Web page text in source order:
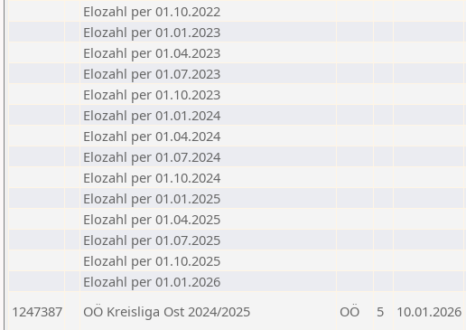
Elozahl per 01.10.2022
Elozahl per 01.01.2023
Elozahl per 01.04.2023
Elozahl per 01.07.2023
Elozahl per 01.10.2023
Elozahl per 01.01.2024
Elozahl per 01.04.2024
Elozahl per 01.07.2024
Elozahl per 01.10.2024
Elozahl per 01.01.2025
Elozahl per 01.04.2025
Elozahl per 01.07.2025
Elozahl per 01.10.2025
Elozahl per 01.01.2026
1247387
OÖ Kreisliga Ost 2024/2025 OÖ 5 10.01.2026